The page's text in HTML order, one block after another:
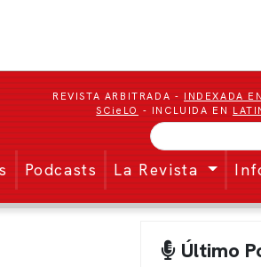
Podcasts La Revista
REVISTA ARBITRADA -INDEXADA
SCieLO - INCLUIDA EN
Último